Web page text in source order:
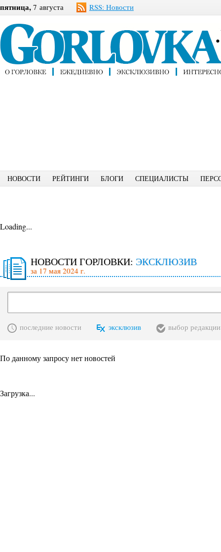
пятница, 7 августа RSS: Новости
НОВОСТИ РЕЙТИНГИ БЛОГИ СПЕЦИАЛИСТЫ
Loading...
НОВОСТИ ГОРЛОВКИ: ЭКСКЛЮЗИВ
за 17 мая 2024 г.
последние новости эксклюзив выбор редакции
По данному запросу нет новостей
Загрузка...